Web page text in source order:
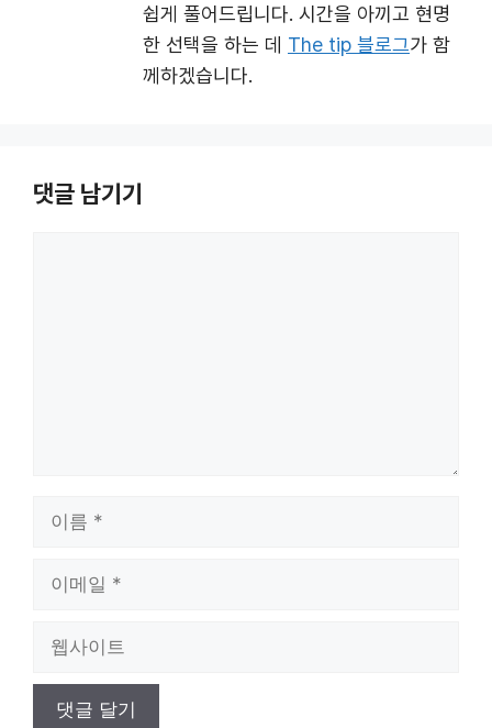
쉽게 풀어드립니다. 시간을 아끼고 현명
한 선택을 하는 데 The tip 블로그가 함
께하겠습니다.
댓글 남기기